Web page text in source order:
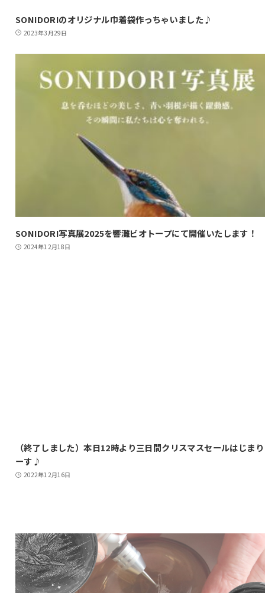
SONIDORIのオリジナル巾着袋作っちゃいました♪
2023年3月29日
SONIDORI写真展2025を響灘ビオトープにて開催いたします！
2024年12月18日
（終了しました）本日12時より三日間クリスマスセールはじま
ーす♪
2022年12月16日